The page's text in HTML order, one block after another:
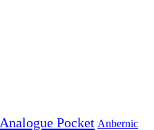
Analogue Pocket Anbernic